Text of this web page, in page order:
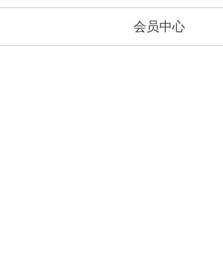
会员中心